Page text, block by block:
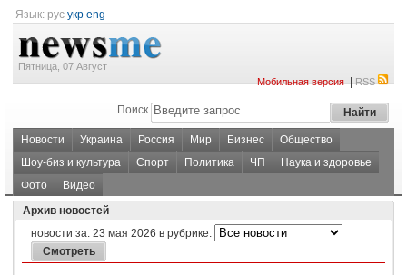
Язык: рус укр eng
Пятница, 07 Август
Мобильная версия|RSS
Поиск
Новости Украина Россия Мир Бизнес
Общество
Шоу-биз и культура
Спорт Политика ЧП
Наука и здоровье
Фото
Видео
Архив новостей
новости за: 23 мая 2026 в рубрике: